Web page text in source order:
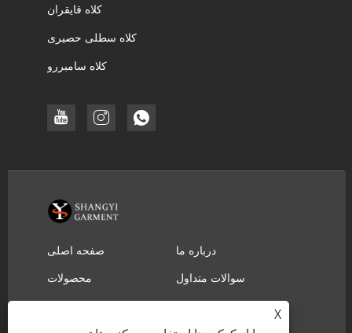
کلاه قایقران
کلاه سطلی حصیری
کلاه سامبررو
صفحه اصلی
درباره ما
محصولات
سوالات متداول
دانلود
ارسال استعلام
X